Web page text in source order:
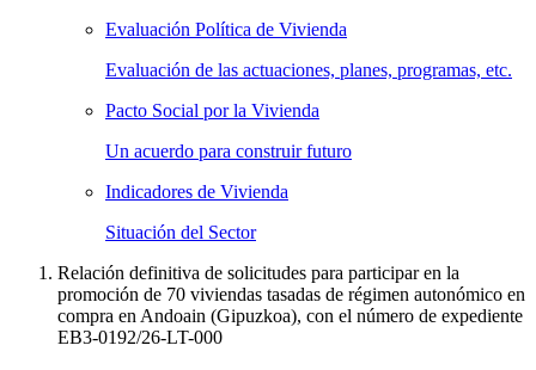
Evaluación Política de Vivienda
Evaluación de las actuaciones, planes, programas, etc.
Pacto Social por la Vivienda
Un acuerdo para construir futuro
Indicadores de Vivienda
Situación del Sector
Relación definitiva de solicitudes para participar en la
promoción de 70 viviendas tasadas de régimen autonómico en
compra en Andoain (Gipuzkoa), con el número de expediente
EB3-0192/26-LT-000